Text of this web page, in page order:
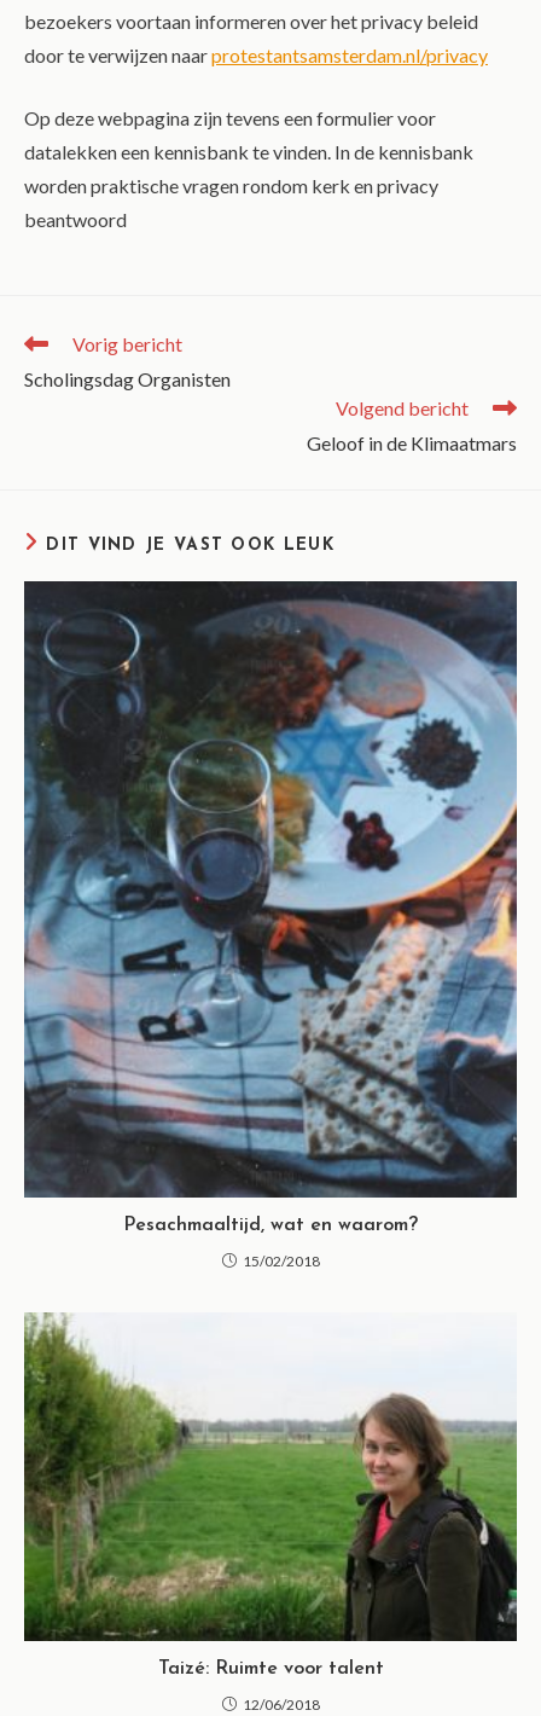
bezoekers voortaan informeren over het privacy beleid
door te verwijzen naarprotestantsamsterdam.nl/privacy
Op deze webpagina zijn tevens een formulier voor
datalekken een kennisbank te vinden. In de kennisbank
worden praktische vragen rondom kerk en privacy
beantwoord
Vorig bericht
Scholingsdag Organisten
Volgend bericht
Geloof in de Klimaatmars
DIT VIND JE VAST OOK LEUK
Pesachmaaltijd, wat en waarom?
15/02/2018
Taizé: Ruimte voor talent
12/06/2018